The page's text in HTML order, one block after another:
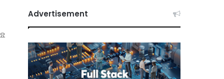
Advertisement